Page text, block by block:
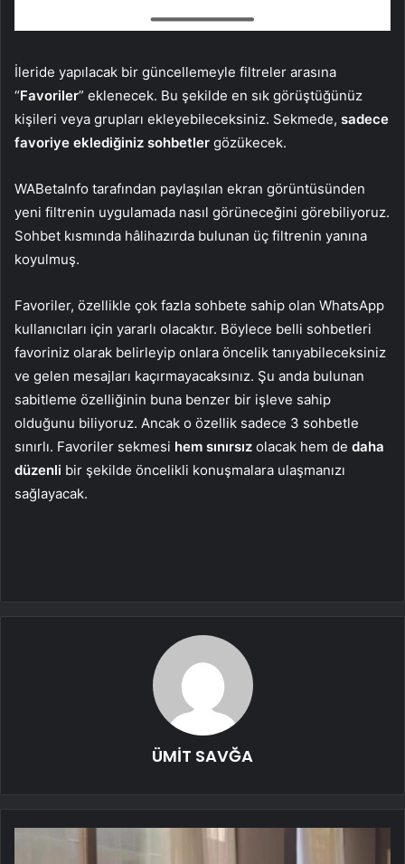
İleride yapılacak bir güncellemeyle filtreler arasına
“Favoriler” eklenecek. Bu şekilde en sık görüştüğünüz
kişileri veya grupları ekleyebileceksiniz. Sekmede, sadece
favoriye eklediğiniz sohbetler gözükecek.
WABetaInfo tarafından paylaşılan ekran görüntüsünden
yeni filtrenin uygulamada nasıl görüneceğini görebiliyoruz.
Sohbet kısmında hâlihazırda bulunan üç filtrenin yanına
koyulmuş.
Favoriler, özellikle çok fazla sohbete sahip olan WhatsApp
kullanıcıları için yararlı olacaktır. Böylece belli sohbetleri
favoriniz olarak belirleyip onlara öncelik tanıyabileceksiniz
ve gelen mesajları kaçırmayacaksınız. Şu anda bulunan
sabitleme özelliğinin buna benzer bir işleve sahip
olduğunu biliyoruz. Ancak o özellik sadece 3 sohbetle
sınırlı. Favoriler sekmesi hem sınırsız olacak hem de daha
düzenli bir şekilde öncelikli konuşmalara ulaşmanızı
sağlayacak.
ÜMİT SAVĞA